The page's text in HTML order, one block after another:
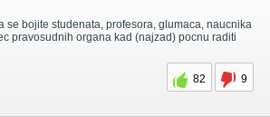
se bojite studenata, profesora, glumaca, naucnika
pravosudnih organa kad (najzad) pocnu raditi
82
9